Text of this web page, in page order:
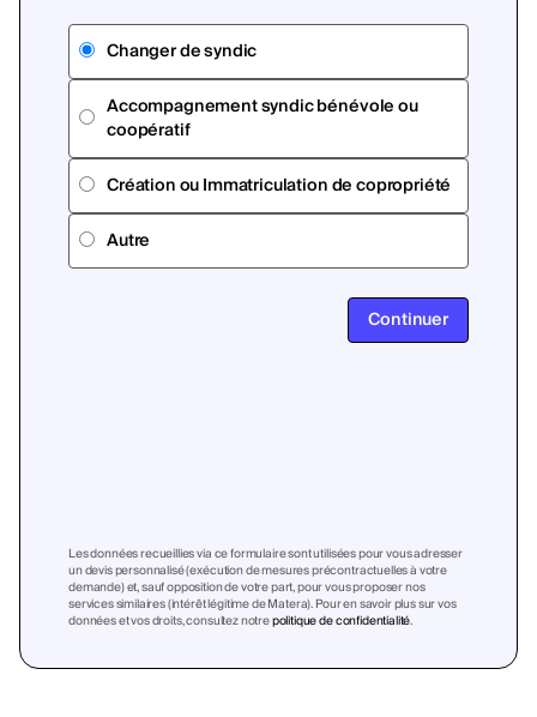
Changer de syndic
Accompagnement syndic bénévole ou
coopératif
Création ou Immatriculation de copropriété
Autre
Continuer
Les données recueillies via ce formulaire sont utilisées pour vous adresser
un devis personnalisé (exécution de mesures précontractuelles à votre
demande) et, sauf opposition de votre part, pour vous proposer nos
services similaires (intérêt légitime de Matera). Pour en savoir plus sur vos
données et vos droits, consultez notrepolitique de confidentialité.